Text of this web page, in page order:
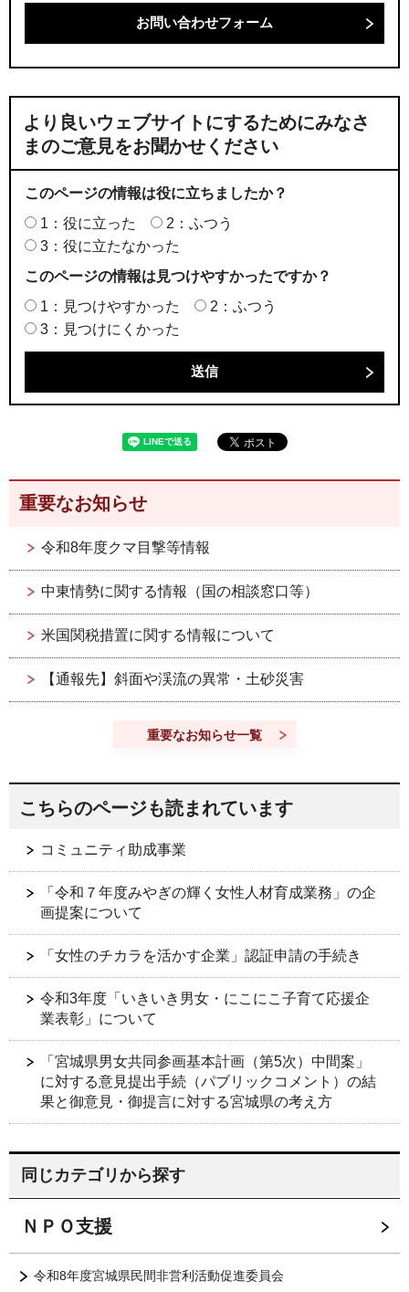
より良いウェブサイトにするためにみなさ
まのご意見をお聞かせください
このページの情報は役に立ちましたか？
1：役に立った
2：ふつう
3：役に立たなかった
このページの情報は見つけやすかったですか？
1：見つけやすかった
2：ふつう
3：見つけにくかった
重要なお知らせ
令和8年度クマ目撃等情報
中東情勢に関する情報（国の相談窓口等）
米国関税措置に関する情報について
【通報先】斜面や渓流の異常・土砂災害
重要なお知らせ一覧
こちらのページも読まれています
コミュニティ助成事業
「令和７年度みやぎの輝く女性人材育成業務」の企
画提案について
「女性のチカラを活かす企業」認証申請の手続き
令和3年度「いきいき男女・にこにこ子育て応援企
業表彰」について
「宮城県男女共同参画基本計画（第5次）中間案」
に対する意見提出手続（パブリックコメント）の結
果と御意見・御提言に対する宮城県の考え方
同じカテゴリから探す
ＮＰＯ支援
令和8年度宮城県民間非営利活動促進委員会